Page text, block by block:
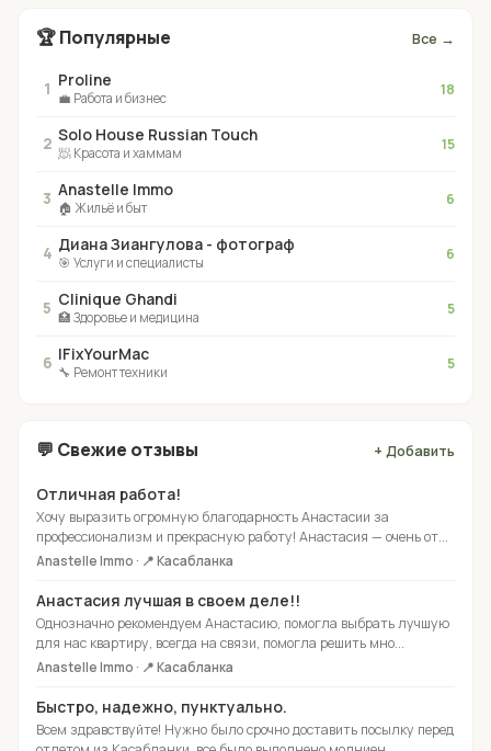
🏆 Популярные Все →
1 Proline
💼 Работа и бизнес 18
2 Solo House Russian Touch
🧖 Красота и хаммам 15
3 Anastelle Immo
🏠 Жильё и быт 6
4 Диана Зиангулова - фотограф
🎯 Услуги и специалисты 6
5 Clinique Ghandi
🏥 Здоровье и медицина 5
6 IFixYourMac
🔧 Ремонт техники 5
💬 Свежие отзывы + Добавить
Отличная работа!
Хочу выразить огромную благодарность Анастасии за
профессионализм и прекрасную работу! Анастасия — очень от...
Anastelle Immo · 📍 Касабланка
Анастасия лучшая в своем деле!!
Однозначно рекомендуем Анастасию, помогла выбрать лучшую
для нас квартиру, всегда на связи, помогла решить мно...
Anastelle Immo · 📍 Касабланка
Быстро, надежно, пунктуально.
Всем здравствуйте! Нужно было срочно доставить посылку перед